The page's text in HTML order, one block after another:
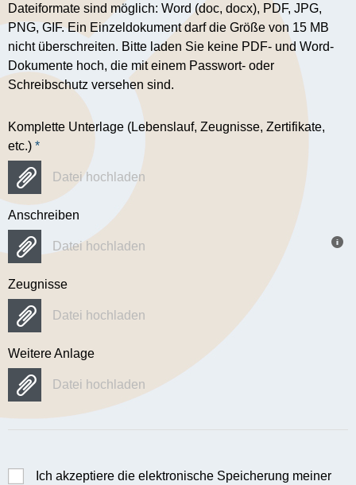
Dateiformate sind möglich: Word (doc, docx), PDF, JPG,
PNG, GIF. Ein Einzeldokument darf die Größe von 15 MB
nicht überschreiten. Bitte laden Sie keine PDF- und Word-
Dokumente hoch, die mit einem Passwort- oder
Schreibschutz versehen sind.
Komplette Unterlage (Lebenslauf, Zeugnisse, Zertifikate,
etc.) *
Datei hochladen
Anschreiben
Datei hochladen
Zeugnisse
Datei hochladen
Weitere Anlage
Datei hochladen
Ich akzeptiere die elektronische Speicherung meiner